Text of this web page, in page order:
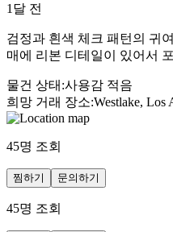
1달 전
검정과 흰색 체크 패턴의 귀
매에 리본 디테일이 있어서
물건 상태 :사용감 적음
희망 거래 장소:Westlake, Los
45명 조회
찜하기 문의하기
45명 조회